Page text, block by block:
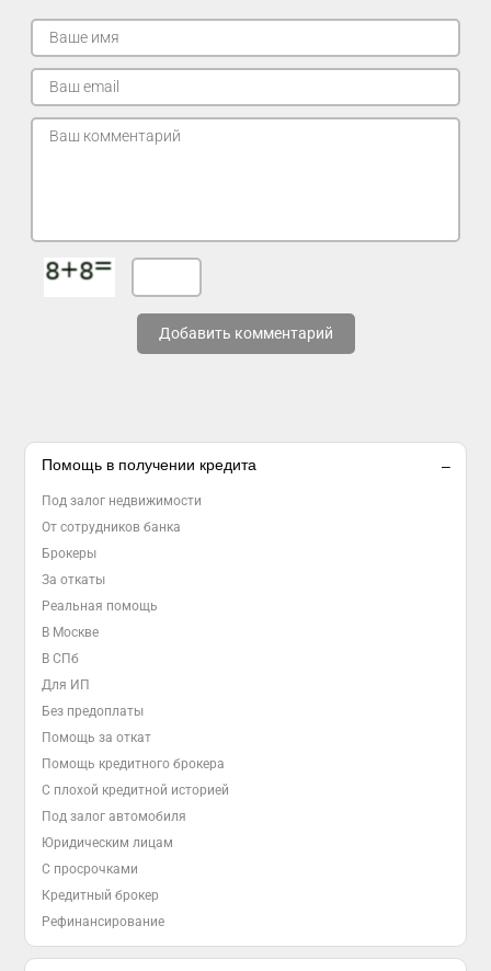
Добавить комментарий
Помощь в получении кредита
Под залог недвижимости
От сотрудников банка
Брокеры
За откаты
Реальная помощь
В Москве
В СПб
Для ИП
Без предоплаты
Помощь за откат
Помощь кредитного брокера
С плохой кредитной историей
Под залог автомобиля
Юридическим лицам
С просрочками
Кредитный брокер
Рефинансирование